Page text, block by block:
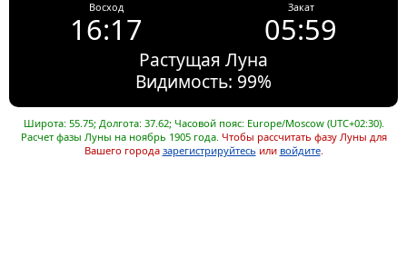
Восход
16:17
Закат
05:59
Растущая Луна
Видимость: 99%
Широта: 55.75; Долгота: 37.62; Часовой пояс: Europe/Moscow (UTC+02:30).
Расчет фазы Луны на ноябрь 1905 года. Чтобы рассчитать фазу Луны для
Вашего города зарегистрируйтесь или войдите.